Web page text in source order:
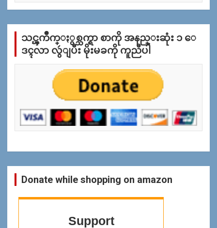
က္
န္
သင္ၾကိဳက္ႏွစ္သက္ရာ စာကို အနည္းဆုံး ၁ ေ
ဒၚလာ လွဴျပီး မိုးမခကို ကူညီပါ
Donate while shopping on amazon